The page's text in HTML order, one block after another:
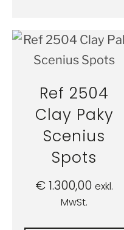
Ref 2504
Clay Paky
Scenius
Spots
€1.300,00 exkl.
MwSt.